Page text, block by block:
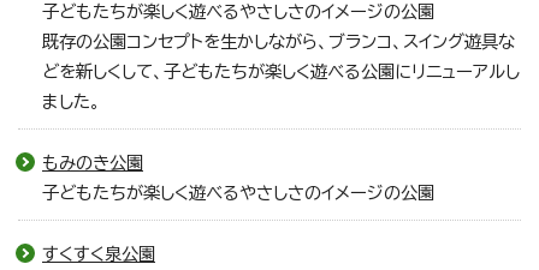
子どもたちが楽しく遊べるやさしさのイメージの公園
既存の公園コンセプトを生かしながら、ブランコ、スイング遊具な
どを新しくして、子どもたちが楽しく遊べる公園にリニューアルし
ました。
もみのき公園
子どもたちが楽しく遊べるやさしさのイメージの公園
すくすく泉公園